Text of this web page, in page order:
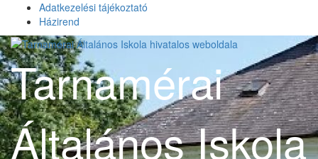
content
Adatkezelési tájékoztató
Házirend
Tarnamérai
Általános Iskola